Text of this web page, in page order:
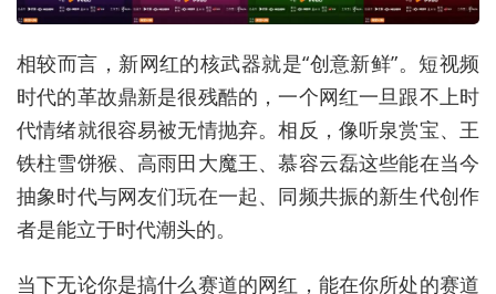
相较而言，新网红的核武器就是“创意新鲜”。短视频
时代的革故鼎新是很残酷的，一个网红一旦跟不上时
代情绪就很容易被无情抛弃。相反，像听泉赏宝、王
铁柱雪饼猴、高雨田大魔王、慕容云磊这些能在当今
抽象时代与网友们玩在一起、同频共振的新生代创作
者是能立于时代潮头的。
当下无论你是搞什么赛道的网红，能在你所处的赛道